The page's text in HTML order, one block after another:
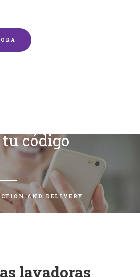
código
AND DELIVERY
lavadoras